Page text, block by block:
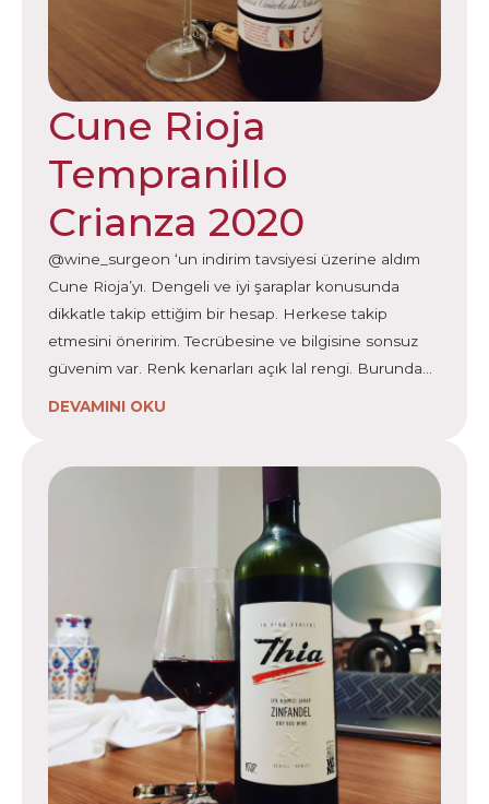
Cune Rioja
Tempranillo
Crianza 2020
@wine_surgeon ‘un indirim tavsiyesi üzerine aldım
Cune Rioja’yı. Dengeli ve iyi şaraplar konusunda
dikkatle takip ettiğim bir hesap. Herkese takip
etmesini öneririm. Tecrübesine ve bilgisine sonsuz
güvenim var. Renk kenarları açık lal rengi. Burunda…
DEVAMINI OKU